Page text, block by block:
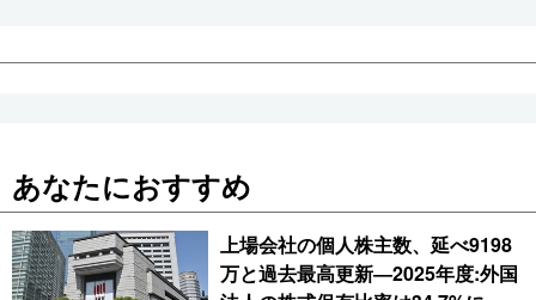
あなたにおすすめ
上場会社の個人株主数、延べ9198
万と過去最高更新―2025年度:外国